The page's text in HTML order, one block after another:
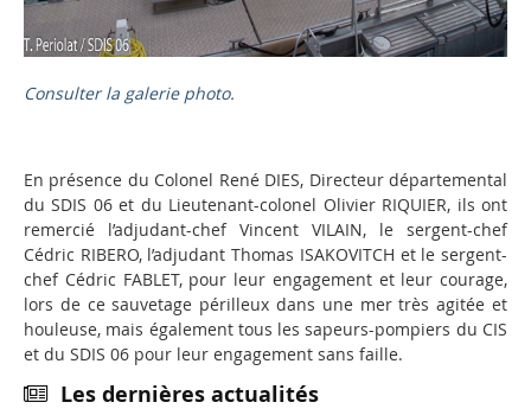
Consulter la galerie photo.
En présence du Colonel René DIES, Directeur départemental
du SDIS 06 et du Lieutenant-colonel Olivier RIQUIER, ils ont
remercié l’adjudant-chef Vincent VILAIN, le sergent-chef
Cédric RIBERO, l’adjudant Thomas ISAKOVITCH et le sergent-
chef Cédric FABLET, pour leur engagement et leur courage,
lors de ce sauvetage périlleux dans une mer très agitée et
houleuse, mais également tous les sapeurs-pompiers du CIS
et du SDIS 06 pour leur engagement sans faille.
Les dernières actualités